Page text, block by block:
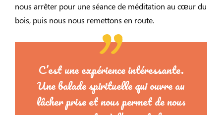
nous arrêter pour une séance de méditation au cœur du
bois, puis nous nous remettons en route.
C’est une expérience intéressante.
Une balade spirituelle qui ouvre au
lâcher prise et nous permet de nous